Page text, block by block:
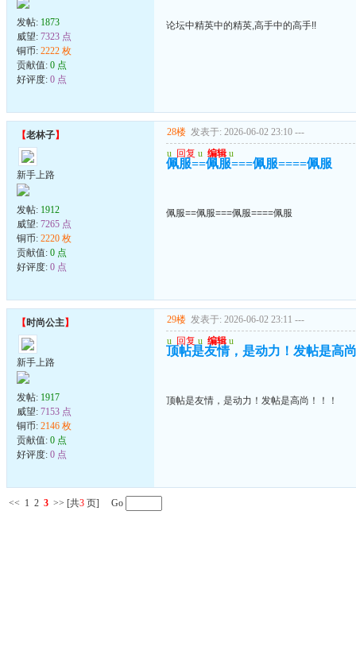
发帖: 1873
威望: 7323 点
铜币: 2222 枚
贡献值: 0 点
好评度: 0 点
论坛中精英中的精英,高手中的高手!!
【老林子】
新手上路
发帖: 1912
威望: 7265 点
铜币: 2220 枚
贡献值: 0 点
好评度: 0 点
28楼 发表于: 2026-06-02 23:10 ---
u 回复 u 编辑 u
佩服==佩服===佩服====佩服
佩服==佩服===佩服====佩服
【时尚公主】
新手上路
发帖: 1917
威望: 7153 点
铜币: 2146 枚
贡献值: 0 点
好评度: 0 点
29楼 发表于: 2026-06-02 23:11 ---
u 回复 u 编辑 u
顶帖是友情，是动力！发帖是高
顶帖是友情，是动力！发帖是高尚！！！
<< 1 2 3 >> [共3 页] Go